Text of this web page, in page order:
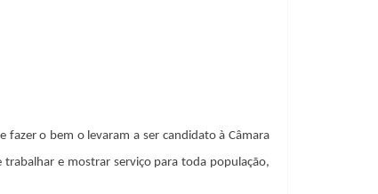
fazer o bem o levaram a ser candidato à Câmara
e mostrar serviço para toda população,